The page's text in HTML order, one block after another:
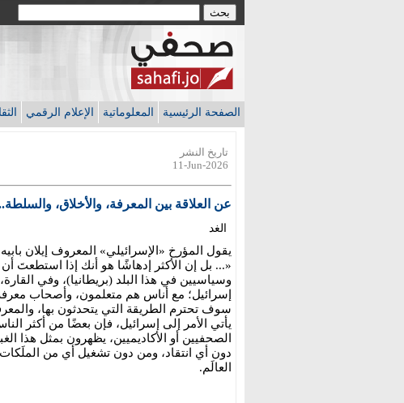
الصفحة الرئيسية المعلوماتية الإعلام الرقمي
تاريخ النشر
11-Jun-2026
عن العلاقة بين المعرفة، والأخلاق، والسلطة..! (2/1)*علاء الدين أبو
الغد
يقول المؤرخ «الإسرائيلي» المعروف إيلان
«... بل إن الأكثر إدهاشًا هو أنك إذا استطعتَ
وسياسيين في هذا البلد (بريطانيا)، وفي
إسرائيل؛ مع أناس هم متعلمون، وأصحاب
سوف تحترم الطريقة التي يتحدثون بها،
يأتي الأمر إلى إسرائيل، فإن بعضًا من أكثر
الصحفيين أو الأكاديميين، يظهرون بمثل هذا
دون أي انتقاد، ومن دون تشغيل أي من
العالَم.